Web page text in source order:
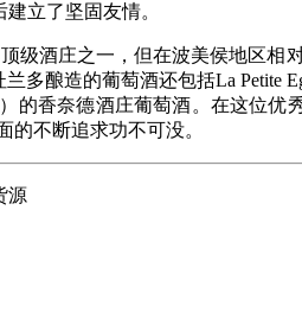
立了坚固友情。
酒庄之一，但在波美侯地区相
多酿造的葡萄酒还包括La Petite
的香奈德酒庄葡萄酒。在这位
不断追求功不可没。